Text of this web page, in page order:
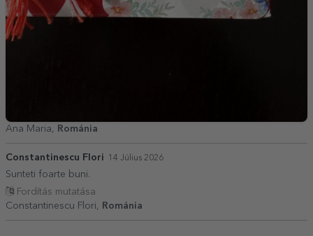
Ana Maria, Románia
Constantinescu Flori 14 Július 2026
Sunteti foarte buni.
Fordítás mutatása
Constantinescu Flori,
Románia